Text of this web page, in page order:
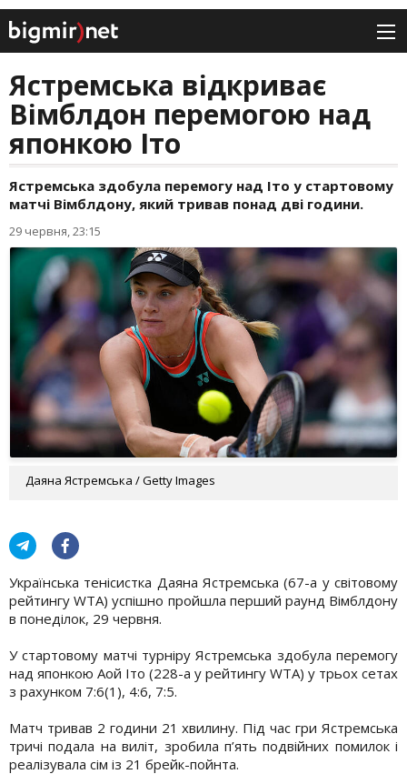
Ястремська відкриває
Вімблдон перемогою над
японкою Іто
Ястремська здобула перемогу над Іто у стартовому
матчі Вімблдону, який тривав понад дві години.
29 червня, 23:15
Даяна Ястремська / Getty Images
Українська тенісистка Даяна Ястремська (67-а у світовому
рейтингу WTA) успішно пройшла перший раунд Вімблдону
в понеділок, 29 червня.
У стартовому матчі турніру Ястремська здобула перемогу
над японкою Аой Іто (228-а у рейтингу WTA) у трьох сетах
з рахунком 7:6(1), 4:6, 7:5.
Матч тривав 2 години 21 хвилину. Під час гри Ястремська
тричі подала на виліт, зробила п’ять подвійних помилок і
реалізувала сім із 21 брейк-пойнта.